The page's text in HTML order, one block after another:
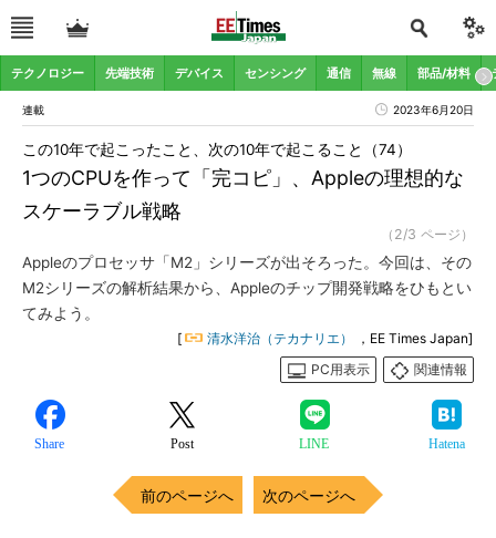
テクノロジー 先端技術 デバイス センシング 通信 無線 部品/材料
連載 2023年6月20日
1つのCPUを作って「完コピ」、Appleの理想的な
スケーラブル戦略
この10年で起こったこと、次の10年で起こること（74）
（2/3 ページ）
Appleのプロセッサ「M2」シリーズが出そろった。今回は、その
M2シリーズの解析結果から、Appleのチップ開発戦略をひもとい
てみよう。
[ 清水洋治（テカナリエ）
，EE Times Japan]
PC用表示
関連情報
Share Post LINE Hatena
前のページへ 次のページへ